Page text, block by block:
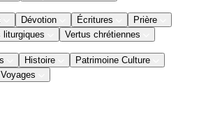
Dévotion Écritures
Prière
liturgiques Vertus chrétiennes
Histoire
Patrimoine Culture
Voyages